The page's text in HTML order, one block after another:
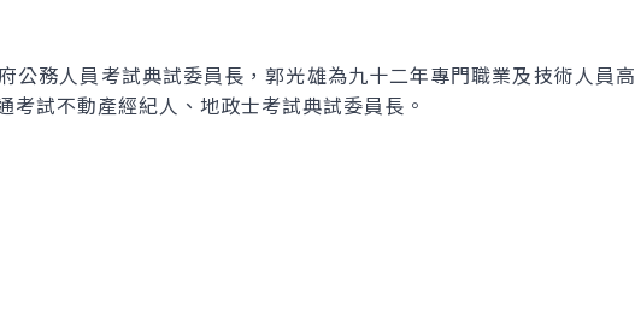
公務人員考試典試委員長，郭光雄為九十二年專門職業及技術人員高
試不動產經紀人、地政士考試典試委員長。